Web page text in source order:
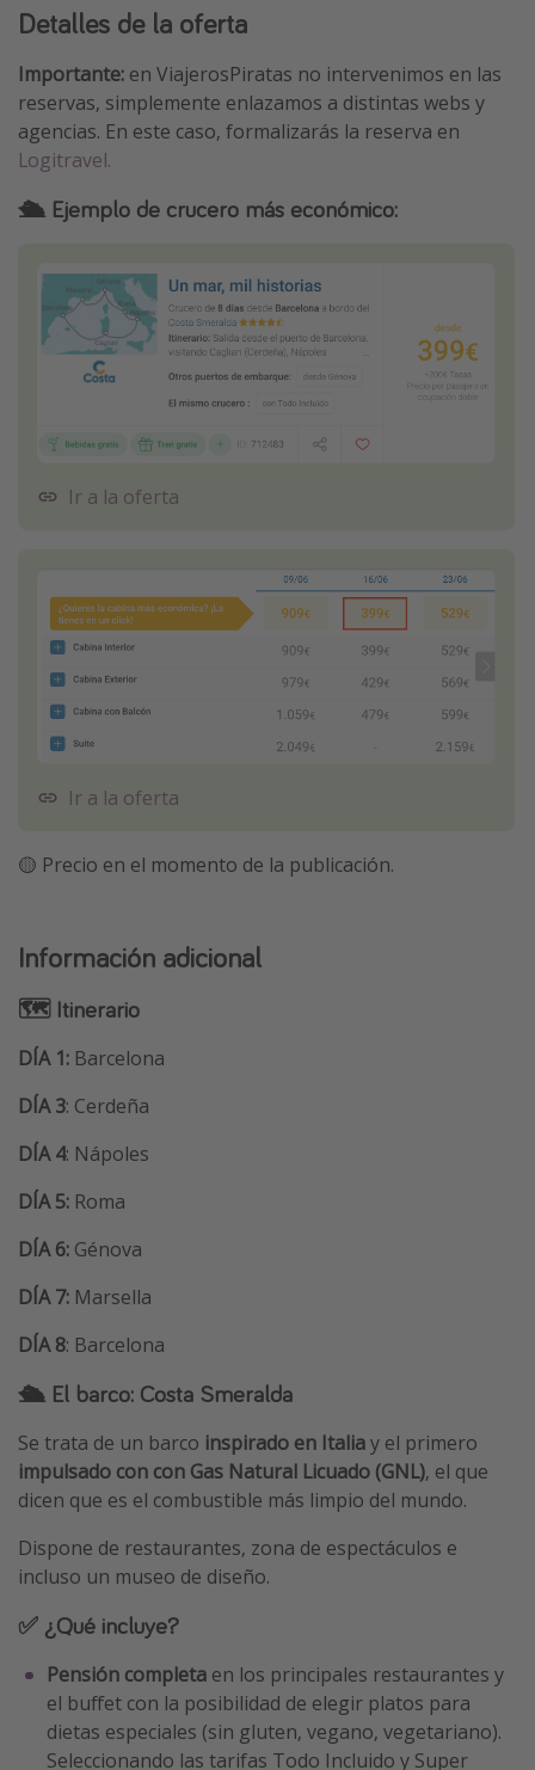
Detalles de la oferta
Importante: en ViajerosPiratas no intervenimos en las
reservas, simplemente enlazamos a distintas webs y
agencias. En este caso, formalizarás la reserva en
Logitravel.
🛳️ Ejemplo de crucero más económico:
Ir a la oferta
Ir a la oferta
🟡 Precio en el momento de la publicación.
Información adicional
🗺 Itinerario
DÍA 1: Barcelona
DÍA 3: Cerdeña
DÍA 4: Nápoles
DÍA 5: Roma
DÍA 6: Génova
DÍA 7: Marsella
DÍA 8: Barcelona
🛳️ El barco: Costa Smeralda
Se trata de un barco inspirado en Italiay el primero
impulsado con con Gas Natural Licuado (GNL), el que
dicen que es el combustible más limpio del mundo.
Dispone de restaurantes, zona de espectáculos e
incluso un museo de diseño.
✅ ¿Qué incluye?
Pensión completa en los principales restaurantes y
el buffet con la posibilidad de elegir platos para
dietas especiales (sin gluten, vegano, vegetariano).
Seleccionando las tarifas Todo Incluido y Super